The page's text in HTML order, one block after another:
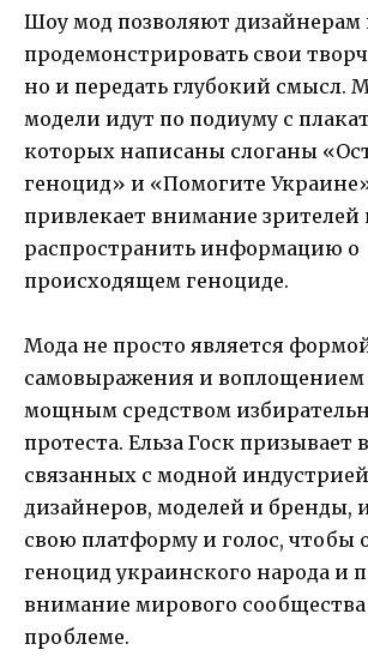
Шоу мод позволяют дизайнерам
продемонстрировать свои
но и передать глубокий смысл.
модели идут по подиуму с
которых написаны слоганы
геноцид» и «Помогите
привлекает внимание зрителей
распространить информацию о
происходящем геноциде.
Мода не просто является
самовыражения и воплощением
мощным средством
протеста. Ельза Госк призывает
связанных с модной
дизайнеров, моделей и бренды,
свою платформу и голос, чтобы
геноцид украинского народа и
внимание мирового сообщества
проблеме.